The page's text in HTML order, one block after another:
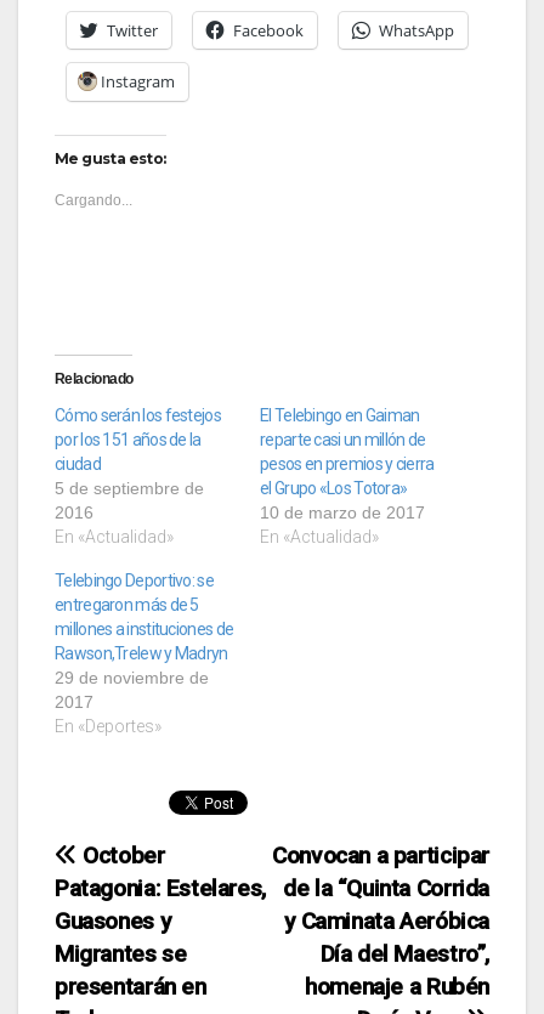
Twitter Facebook WhatsApp
Instagram
Me gusta esto:
Cargando...
Relacionado
Cómo serán los festejos
por los 151 años de la
ciudad
5 de septiembre de
2016
En «Actualidad»
El Telebingo en Gaiman
reparte casi un millón de
pesos en premios y cierra
el Grupo «Los Totora»
10 de marzo de 2017
En «Actualidad»
Telebingo Deportivo: se
entregaron más de 5
millones a instituciones de
Rawson,Trelew y Madryn
29 de noviembre de
2017
En «Deportes»
Navegación
de
entradas
Convocan a participar
de la “Quinta Corrida
y Caminata Aeróbica
Día del Maestro”,
homenaje a Rubén
October
Patagonia: Estelares,
Guasones y
Migrantes se
presentarán en